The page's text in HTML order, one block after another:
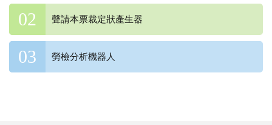
聲請本票裁定狀產生器
勞檢分析機器人